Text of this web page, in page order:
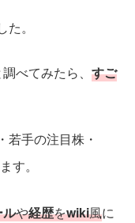
。
調べてみたら、 すご
若手の注目株・
す。
ルや経歴をwiki風に